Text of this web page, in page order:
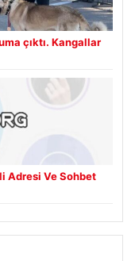
çıktı. Kangallar
Adresi Ve Sohbet